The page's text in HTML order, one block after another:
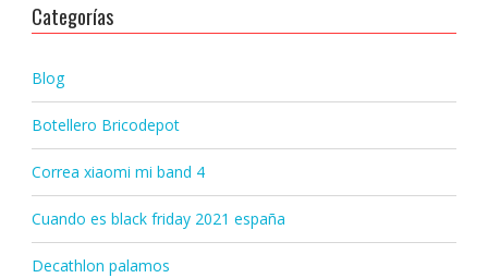
Categorías
Blog
Botellero Bricodepot
Correa xiaomi mi band 4
Cuando es black friday 2021 españa
Decathlon palamos